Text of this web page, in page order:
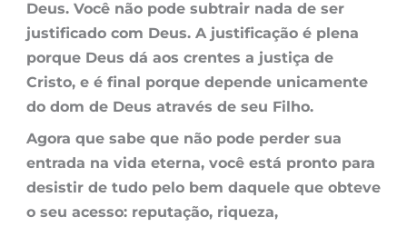
Deus. Você não pode subtrair nada de ser
justificado com Deus. A justificação é plena
porque Deus dá aos crentes a justiça de
Cristo, e é final porque depende unicamente
do dom de Deus através de seu Filho.
Agora que sabe que não pode perder sua
entrada na vida eterna, você está pronto para
desistir de tudo pelo bem daquele que obteve
o seu acesso: reputação, riqueza,